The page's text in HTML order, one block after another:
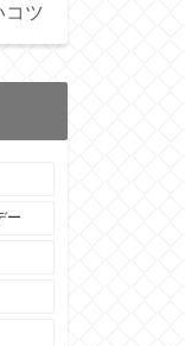
コツ
ー